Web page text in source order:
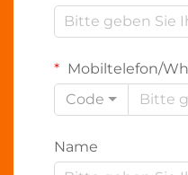
Mobiltelefon/
Code
Name